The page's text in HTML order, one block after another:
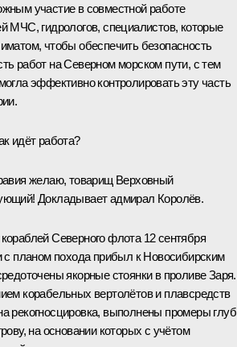
участие в совместной работе
МЧС, гидрологов, специалистов, которые
чтобы обеспечить безопасность
работ на Северном морском пути, с тем
эффективно контролировать эту часть
идёт работа?
желаю, товарищ Верховный
Докладывает адмирал Королёв.
Северного флота 12 сентября
с планом похода прибыл к Новосибирским
якорные стоянки в проливе Заря.
корабельных вертолётов и плавсредств
рекогносцировка, выполнены промеры
на основании которых с учётом